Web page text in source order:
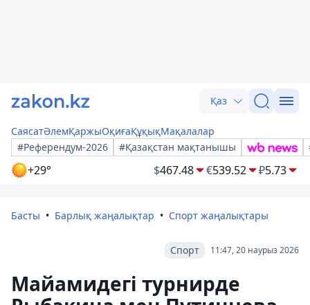
Қаз
СаясатӘлемҚаржыОқиғаҚұқықМақалалар
#Референдум-2026
#Қазақстан мақтанышы
+29° $467.48 €539.52 ₽5.73
Басты Барлық жаңалықтар Спорт жаңалықтары
11:47, 20 наурыз 2026
Спорт
Майамидегі турнирде